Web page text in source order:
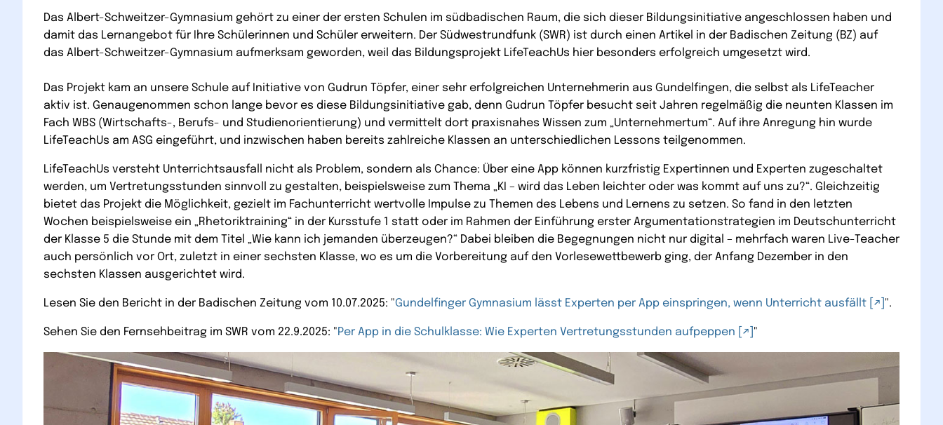
Das Albert-Schweitzer-Gymnasium gehört zu einer der ersten Schulen im südbadischen Raum, die sich dieser Bildungsinitiative angeschlossen haben und
damit das Lernangebot für Ihre Schülerinnen und Schüler erweitern. Der Südwestrundfunk (SWR) ist durch einen Artikel in der Badischen Zeitung (BZ) auf
das Albert-Schweitzer-Gymnasium aufmerksam geworden, weil das Bildungsprojekt LifeTeachUs hier besonders erfolgreich umgesetzt wird.
Das Projekt kam an unsere Schule auf Initiative von Gudrun Töpfer, einer sehr erfolgreichen Unternehmerin aus Gundelfingen, die selbst als LifeTeacher
aktiv ist. Genaugenommen schon lange bevor es diese Bildungsinitiative gab, denn Gudrun Töpfer besucht seit Jahren regelmäßig die neunten Klassen im
Fach WBS (Wirtschafts-, Berufs- und Studienorientierung) und vermittelt dort praxisnahes Wissen zum „Unternehmertum“. Auf ihre Anregung hin wurde
LifeTeachUs am ASG eingeführt, und inzwischen haben bereits zahlreiche Klassen an unterschiedlichen Lessons teilgenommen.
LifeTeachUs versteht Unterrichtsausfall nicht als Problem, sondern als Chance: Über eine App können kurzfristig Expertinnen und Experten zugeschaltet
werden, um Vertretungsstunden sinnvoll zu gestalten, beispielsweise zum Thema „KI – wird das Leben leichter oder was kommt auf uns zu?“. Gleichzeitig
bietet das Projekt die Möglichkeit, gezielt im Fachunterricht wertvolle Impulse zu Themen des Lebens und Lernens zu setzen. So fand in den letzten
Wochen beispielsweise ein „Rhetoriktraining“ in der Kursstufe 1 statt oder im Rahmen der Einführung erster Argumentationstrategien im Deutschunterricht
der Klasse 5 die Stunde mit dem Titel „Wie kann ich jemanden überzeugen?“ Dabei bleiben die Begegnungen nicht nur digital – mehrfach waren Live-Teacher
auch persönlich vor Ort, zuletzt in einer sechsten Klasse, wo es um die Vorbereitung auf den Vorlesewettbewerb ging, der Anfang Dezember in den
sechsten Klassen ausgerichtet wird.
Lesen Sie den Bericht in der Badischen Zeitung vom 10.07.2025: "Gundelfinger Gymnasium lässt Experten per App einspringen, wenn Unterricht ausfällt ".
Sehen Sie den Fernsehbeitrag im SWR vom 22.9.2025: "Per App in die Schulklasse: Wie Experten Vertretungsstunden aufpeppen "